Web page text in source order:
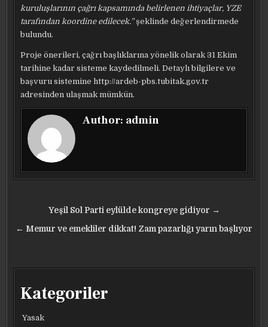
kuruluşlarının çağrı kapsamında belirlenen ihtiyaçlar, YZE
tarafından koordine edilecek.”şeklinde değerlendirmede
bulundu.
Proje önerileri, çağrı başlıklarına yönelik olarak 31 Ekim
tarihine kadar sisteme kaydedilmeli. Detaylı bilgilere ve
başvuru sistemine http://ardeb-pbs.tubitak.gov.tr
adresinden ulaşmak mümkün.
Author: admin
gezinmesi
Yeşil Sol Parti eylülde kongreye gidiyor →
← Memur ve emekliler dikkat! Zam pazarlığı yarın başlıyor
Kategoriler
Yasak